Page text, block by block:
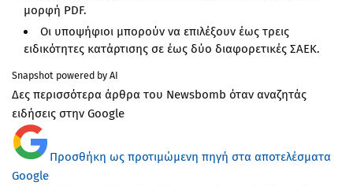
μορφή PDF.
Οι υποψήφιοι μπορούν να επιλέξουν έως τρεις
ειδικότητες κατάρτισης σε έως δύο διαφορετικές ΣΑΕΚ.
Snapshot powered by AI
Δες περισσότερα άρθρα του Newsbomb όταν αναζητάς
ειδήσεις στην Google
Προσθήκη ως προτιμώμενη πηγή στα αποτελέσματα
Google